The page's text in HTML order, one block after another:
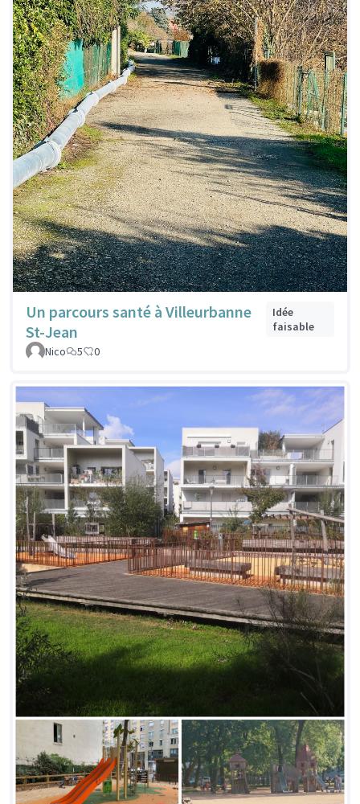
Un parcours santé à Villeurbanne
St-Jean
Idée
faisable
Nico
5 0